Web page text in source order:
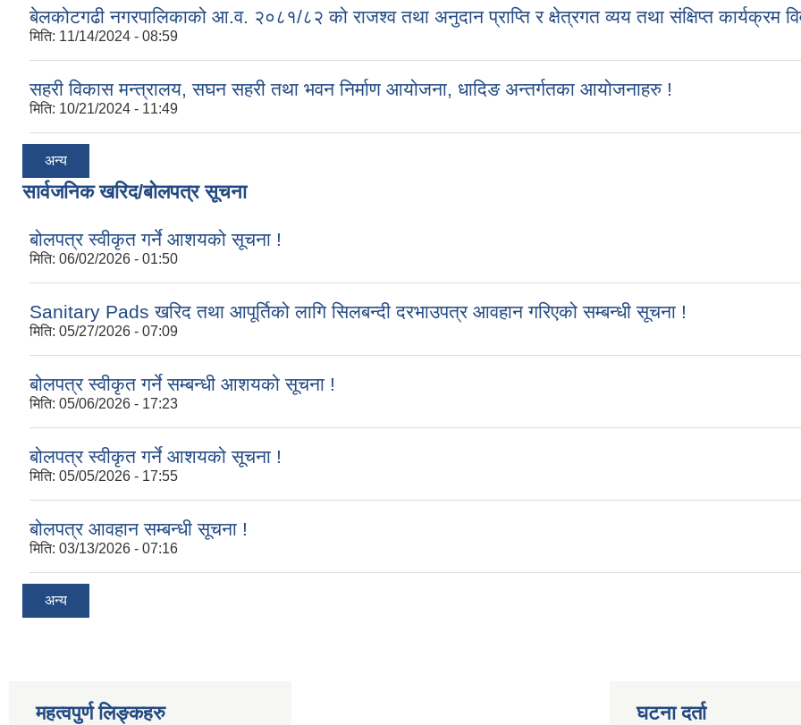
बेलकोटगढी नगरपालिकाको आ.व. २०८१/८२ को राजश्व तथा अनुदान प्राप्ति र क्षेत्रगत व्यय तथा संक्षिप्त कार्यक्रम
मिति: 11/14/2024 - 08:59
सहरी विकास मन्त्रालय, सघन सहरी तथा भवन निर्माण आयोजना, धादिङ अन्तर्गतका आयोजनाहरु !
मिति: 10/21/2024 - 11:49
अन्य
सार्वजनिक खरिद/बोलपत्र सूचना
बोलपत्र स्वीकृत गर्ने आशयको सूचना !
मिति: 06/02/2026 - 01:50
Sanitary Pads खरिद तथा आपूर्तिको लागि सिलबन्दी दरभाउपत्र आवहान गरिएको सम्बन्धी सूचना !
मिति: 05/27/2026 - 07:09
बोलपत्र स्वीकृत गर्ने सम्बन्धी आशयको सूचना !
मिति: 05/06/2026 - 17:23
बोलपत्र स्वीकृत गर्ने आशयको सूचना !
मिति: 05/05/2026 - 17:55
बोलपत्र आवहान सम्बन्धी सूचना !
मिति: 03/13/2026 - 07:16
अन्य
महत्वपुर्ण लिङ्कहरु घटना दर्ता